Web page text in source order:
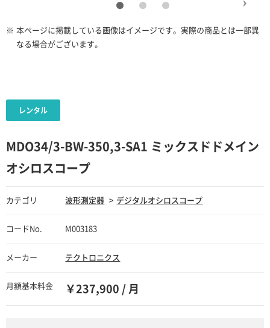
※ 本ページに掲載している画像はイメージです。実際の商品とは一部異
なる場合がございます。
MDO34/3-BW-350,3-SA1 ミックスドドメイン
オシロスコープ
カテゴリ 波形測定器 デジタルオシロスコープ
コードNo. M003183
メーカー テクトロニクス
月額基本料金 ￥237,900 / 月